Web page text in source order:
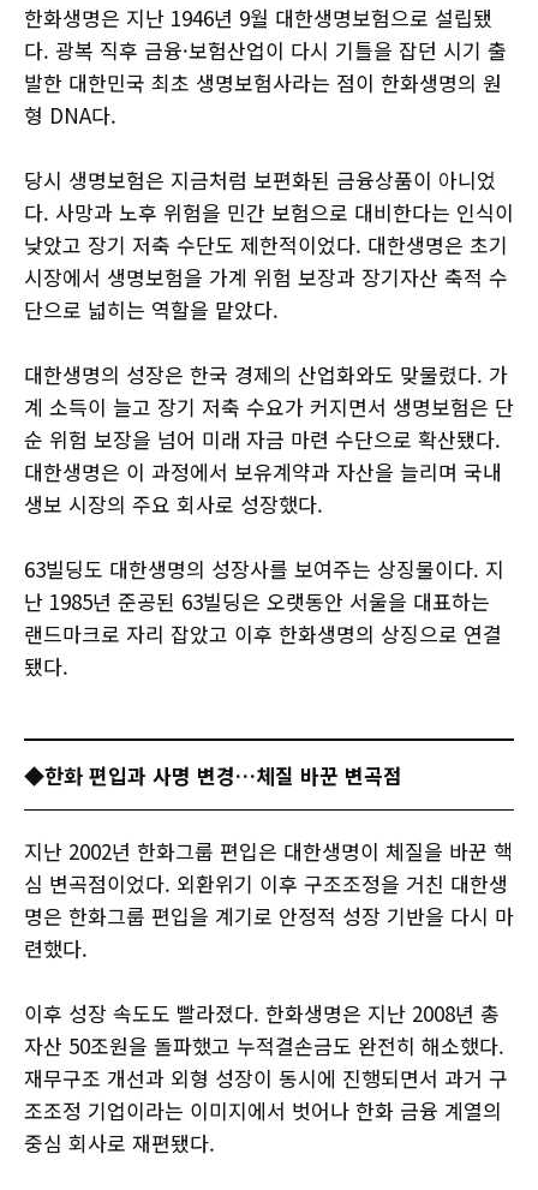
한화생명은 지난 1946년 9월 대한생명보험으로 설립됐
다. 광복 직후 금융·보험산업이 다시 기틀을 잡던 시기 출
발한 대한민국 최초 생명보험사라는 점이 한화생명의 원
형 DNA다.
당시 생명보험은 지금처럼 보편화된 금융상품이 아니었
다. 사망과 노후 위험을 민간 보험으로 대비한다는 인식이
낮았고 장기 저축 수단도 제한적이었다. 대한생명은 초기
시장에서 생명보험을 가계 위험 보장과 장기자산 축적 수
단으로 넓히는 역할을 맡았다.
대한생명의 성장은 한국 경제의 산업화와도 맞물렸다. 가
계 소득이 늘고 장기 저축 수요가 커지면서 생명보험은 단
순 위험 보장을 넘어 미래 자금 마련 수단으로 확산됐다.
대한생명은 이 과정에서 보유계약과 자산을 늘리며 국내
생보 시장의 주요 회사로 성장했다.
63빌딩도 대한생명의 성장사를 보여주는 상징물이다. 지
난 1985년 준공된 63빌딩은 오랫동안 서울을 대표하는
랜드마크로 자리 잡았고 이후 한화생명의 상징으로 연결
됐다.
◆한화 편입과 사명 변경…체질 바꾼 변곡점
지난 2002년 한화그룹 편입은 대한생명이 체질을 바꾼 핵
심 변곡점이었다. 외환위기 이후 구조조정을 거친 대한생
명은 한화그룹 편입을 계기로 안정적 성장 기반을 다시 마
련했다.
이후 성장 속도도 빨라졌다. 한화생명은 지난 2008년 총
자산 50조원을 돌파했고 누적결손금도 완전히 해소했다.
재무구조 개선과 외형 성장이 동시에 진행되면서 과거 구
조조정 기업이라는 이미지에서 벗어나 한화 금융 계열의
중심 회사로 재편됐다.